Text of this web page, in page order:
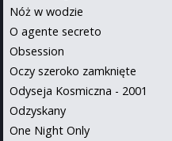
Nóż w wodzie
O agente secreto
Obsession
Oczy szeroko zamknięte
Odyseja Kosmiczna - 2001
Odzyskany
One Night Only